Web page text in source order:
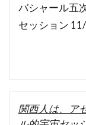
バシャール五
セッション
関西人は、ア